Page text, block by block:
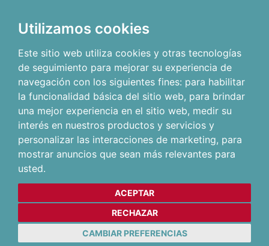
Utilizamos cookies
Este sitio web utiliza cookies y otras tecnologías
de seguimiento para mejorar su experiencia de
navegación con los siguientes fines: para habilitar
la funcionalidad básica del sitio web, para brindar
una mejor experiencia en el sitio web, medir su
interés en nuestros productos y servicios y
personalizar las interacciones de marketing, para
mostrar anuncios que sean más relevantes para
usted.
ACEPTAR
RECHAZAR
CAMBIAR PREFERENCIAS